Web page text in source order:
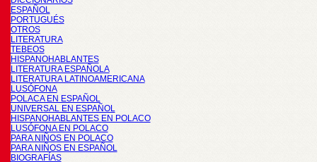
ESPAÑOL
PORTUGUÉS
OTROS
LITERATURA
TEBEOS
HISPANOHABLANTES
LITERATURA ESPAÑOLA
LITERATURA LATINOAMERICANA
LUSÓFONA
POLACA EN ESPAÑOL
UNIVERSAL EN ESPAÑOL
HISPANOHABLANTES EN POLACO
LUSÓFONA EN POLACO
PARA NIÑOS EN POLACO
PARA NIÑOS EN ESPAÑOL
BIOGRAFÍAS